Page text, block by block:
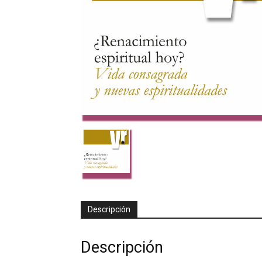
Descripción
Descripción